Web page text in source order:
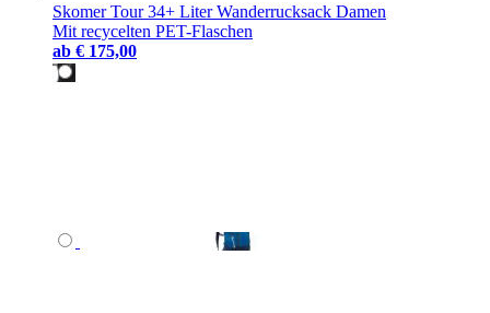
Skomer Tour 34+ Liter Wanderrucksack Damen
Mit recycelten PET-Flaschen
ab € 175,00